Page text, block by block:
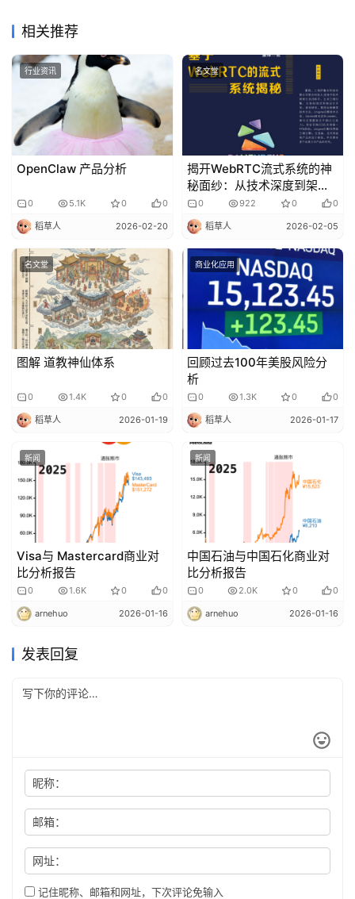
相关推荐
行业资讯
OpenClaw 产品分析
0 5.1K 0 0
稻草人 2026-02-20
名文堂
揭开WebRTC流式系统的神
秘面纱：从技术深度到架构
创新
0 922 0 0
稻草人 2026-02-05
名文堂
图解 道教神仙体系
0 1.4K 0 0
稻草人 2026-01-19
商业化应用
回顾过去100年美股风险分
析
0 1.3K 0 0
稻草人 2026-01-17
新闻
Visa与 Mastercard商业对
比分析报告
0 1.6K 0 0
arnehuo 2026-01-16
新闻
中国石油与中国石化商业对
比分析报告
0 2.0K 0 0
arnehuo 2026-01-16
发表回复
昵称：
邮箱：
网址：
记住昵称、邮箱和网址，下次评论免输入